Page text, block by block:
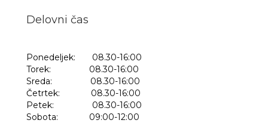
Delovni čas
Ponedeljek: 08.30-16:00
Torek: 08.30-16:00
Sreda: 08.30-16:00
Četrtek: 08.30-16:00
Petek: 08.30-16:00
Sobota: 09:00-12:00